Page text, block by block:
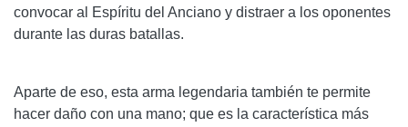
convocar al Espíritu del Anciano y distraer a los oponentes
durante las duras batallas.
Aparte de eso, esta arma legendaria también te permite
hacer daño con una mano; que es la característica más